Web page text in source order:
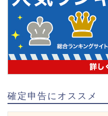
確定申告にオススメ